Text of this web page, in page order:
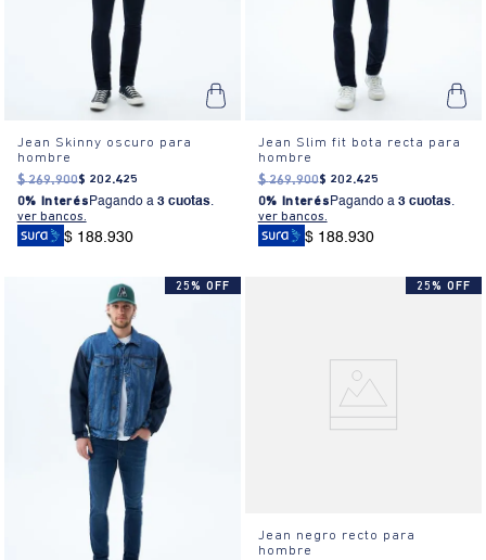
Jean Skinny oscuro para
hombre
$ 269.900$ 202.425
0% Interés Pagando a 3 cuotas.
ver bancos.
$ 188.930
Jean Slim fit bota recta para
hombre
$ 269.900$ 202.425
0% Interés Pagando a 3 cuotas.
ver bancos.
$ 188.930
25% OFF 25% OFF
Jean negro recto para
hombre